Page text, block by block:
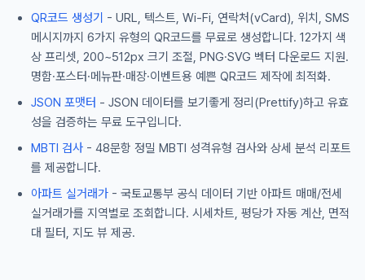
QR코드 생성기 - URL, 텍스트, Wi-Fi, 연락처(vCard), 위치, SMS
메시지까지 6가지 유형의 QR코드를 무료로 생성합니다. 12가지 색
상 프리셋, 200~512px 크기 조절, PNG·SVG 벡터 다운로드 지원.
명함·포스터·메뉴판·매장·이벤트용 예쁜 QR코드 제작에 최적화.
JSON 포맷터 - JSON 데이터를 보기좋게 정리(Prettify)하고 유효
성을 검증하는 무료 도구입니다.
MBTI 검사 - 48문항 정밀 MBTI 성격유형 검사와 상세 분석 리포트
를 제공합니다.
아파트 실거래가 - 국토교통부 공식 데이터 기반 아파트 매매/전세
실거래가를 지역별로 조회합니다. 시세차트, 평당가 자동 계산, 면적
대 필터, 지도 뷰 제공.